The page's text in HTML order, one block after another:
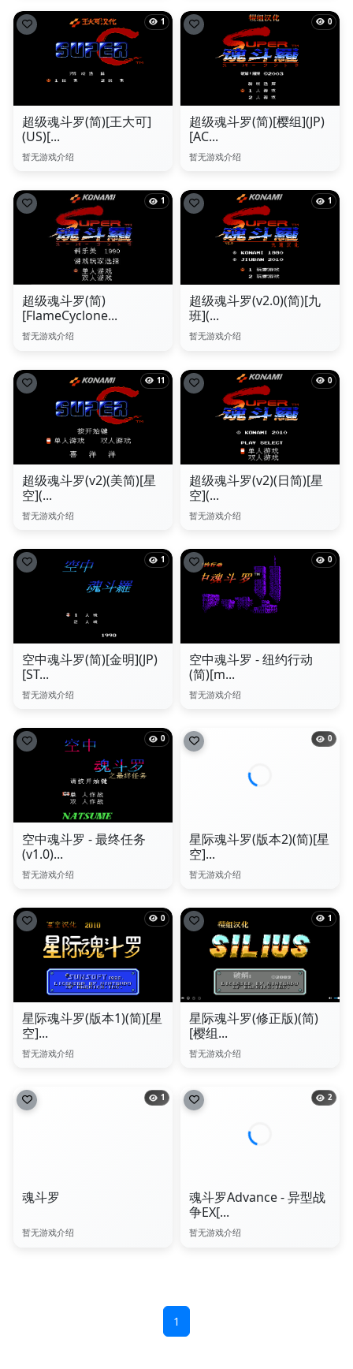
1
超级魂斗罗(简)[王大可]
(US)[...
暂无游戏介绍
0
超级魂斗罗(简)[樱组](JP)
[AC...
暂无游戏介绍
1
超级魂斗罗(简)
[FlameCyclone...
暂无游戏介绍
1
超级魂斗罗(v2.0)(简)[九
班](...
暂无游戏介绍
11
超级魂斗罗(v2)(美简)[星
空](...
暂无游戏介绍
0
超级魂斗罗(v2)(日简)[星
空](...
暂无游戏介绍
1
空中魂斗罗(简)[金明](JP)
[ST...
暂无游戏介绍
0
空中魂斗罗 - 纽约行动
(简)[m...
暂无游戏介绍
0
空中魂斗罗 - 最终任务
(v1.0)...
暂无游戏介绍
0
星际魂斗罗(版本2)(简)[星
空]...
暂无游戏介绍
0
星际魂斗罗(版本1)(简)[星
空]...
暂无游戏介绍
1
星际魂斗罗(修正版)(简)
[樱组...
暂无游戏介绍
1
魂斗罗
暂无游戏介绍
2
魂斗罗Advance - 异型战
争EX[...
暂无游戏介绍
1